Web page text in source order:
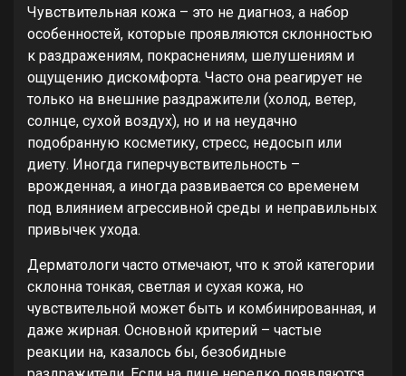
Чувствительная кожа – это не диагноз, а набор
особенностей, которые проявляются склонностью
к раздражениям, покраснениям, шелушениям и
ощущению дискомфорта. Часто она реагирует не
только на внешние раздражители (холод, ветер,
солнце, сухой воздух), но и на неудачно
подобранную косметику, стресс, недосып или
диету. Иногда гиперчувствительность –
врожденная, а иногда развивается со временем
под влиянием агрессивной среды и неправильных
привычек ухода.
Дерматологи часто отмечают, что к этой категории
склонна тонкая, светлая и сухая кожа, но
чувствительной может быть и комбинированная, и
даже жирная. Основной критерий – частые
реакции на, казалось бы, безобидные